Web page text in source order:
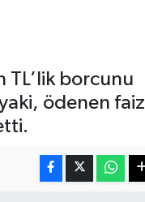
TL’lik borcunu
ödenen faiz